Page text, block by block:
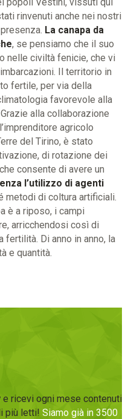
rinvenuti anche nei nostri
La canapa da
, se pensiamo che il suo
nelle civiltà fenicie, che vi
Il territorio in
fertile, per via della
favorevole alla
alla collaborazione
agricolo
del Tirino, è stato
di rotazione dei
consente di avere un
l’utilizzo di agenti
metodi di coltura artificiali.
è a riposo, i campi
arricchendosi così di
fertilità. Di anno in anno, la
e quantità.
e ricevi ogni mese contenuti
più letti! Siamo già in 3500